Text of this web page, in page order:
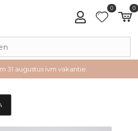
0 0
31 augustus ivm vakantie.